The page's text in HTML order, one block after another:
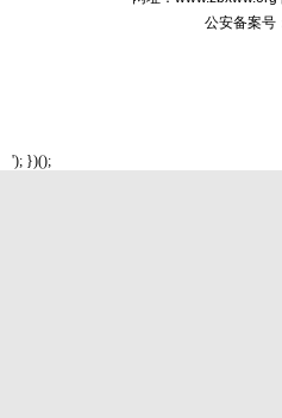
公安备案号
'); })();